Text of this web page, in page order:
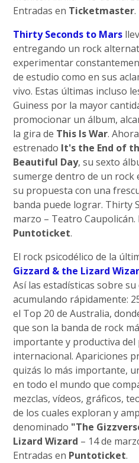
Entradas en Ticketmaster.
Thirty Seconds to Mars
entregando un rock
experimentar
de estudio como en sus
vivo. Estas últimas incluso
Guiness por la mayor
promocionar un álbum,
la gira de This Is War.
estrenado It's the End of
Beautiful Day, su sexto
sumerge dentro de un rock
su propuesta con una
banda puede lograr. Thirty
marzo – Teatro Caupolicán.
Puntoticket.
El rock psicodélico de la
Gizzard & the Lizard
Así las estadísticas sobre
acumulando rápidamente:
el Top 20 de Australia,
que son la banda de rock
importante y productiva del
internacional. Apariciones
quizás lo más importante,
en todo el mundo que
mezclas, vídeos, gráficos,
de los cuales exploran y
denominado "The
Lizard Wizard – 14 de
Entradas en Puntoticket.